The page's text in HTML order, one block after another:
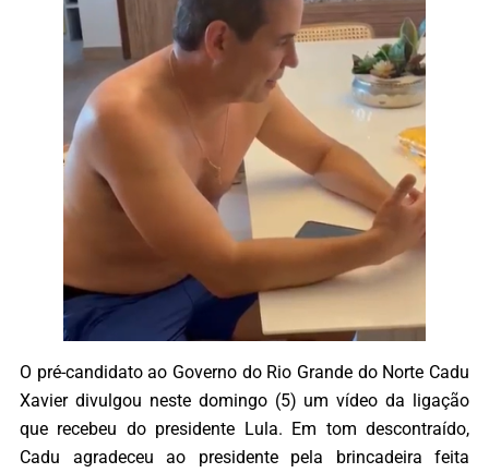
O pré-candidato ao Governo do Rio Grande do Norte Cadu
Xavier divulgou neste domingo (5) um vídeo da ligação
que recebeu do presidente Lula. Em tom descontraído,
Cadu agradeceu ao presidente pela brincadeira feita